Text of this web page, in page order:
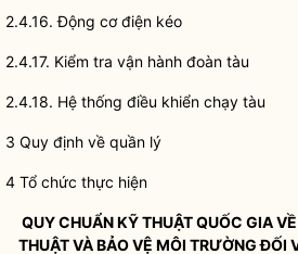
2.4.16. Động cơ điện kéo
2.4.17. Kiểm tra vận hành đoàn tàu
2.4.18. Hệ thống điều khiển chạy tàu
3 Quy định về quần lý
4 Tổ chức thực hiện
QUY CHUẨN KỸ THUẬTQUỐC GIA
THUẬT VÀ BẢO VỆ MÔI TRƯỜNG ĐỐI